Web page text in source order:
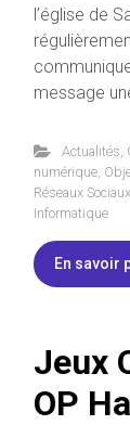
l’église de
message
Actualités
numérique
Réseaux Sociaux
Informatique
En savoir
Jeux
OP